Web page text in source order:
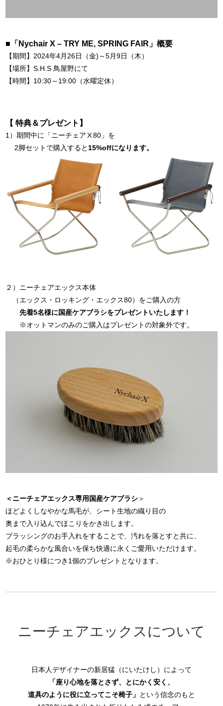
■「Nychair X – TRY ME, SPRING FAIR」概要
【期間】2024年4月26日（金)～5月9日（木）
【場所】S.H.S 鳥屋野にて
【時間】10:30～19:00（水曜定休）
【 特典＆プレゼント】
1）期間中に「ニーチェアⅩ80」を
2脚セットで購入すると 15%offになります。
２）ニーチェアエックス本体
（エックス・ロッキング・エックス80）をご購入の方
先着5名様に国産ケアブラシをプレゼントいたします！
※オットマンのみのご購入はプレゼントの対象外です。
＜ニーチェアエックス専用国産ケアブラシ＞
ほどよくしなやかな馬毛が、シート生地の織り目の
奥まで入り込んでほこりをかき出します。
ブラッシングのお手入れをすることで、汚れを落とすと共に、
起毛の柔らかな風合いを保ち快適に永くご愛用いただけます。
※おひとり様につき1個のプレゼントとなります。
ニーチェアエックスについて
日本人デザイナーの新居猛（にいたけし）によって
「座り心地を落とさず、とにかく安く、
道具のように役に立ってこそ椅子」 という信念のもと